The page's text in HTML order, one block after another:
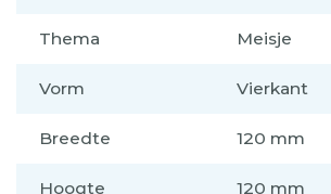
Thema Meisje
Vorm Vierkant
Breedte 120 mm
Hoogte 120 mm